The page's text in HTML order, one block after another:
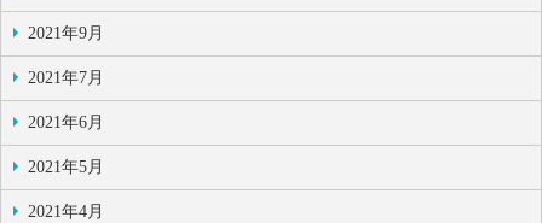
2021年9月
2021年7月
2021年6月
2021年5月
2021年4月